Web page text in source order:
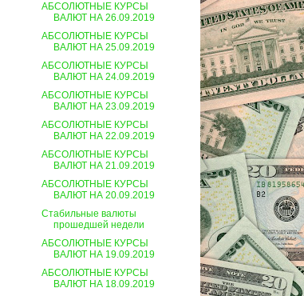
АБСОЛЮТНЫЕ КУРСЫ
ВАЛЮТ НА 26.09.2019
АБСОЛЮТНЫЕ КУРСЫ
ВАЛЮТ НА 25.09.2019
АБСОЛЮТНЫЕ КУРСЫ
ВАЛЮТ НА 24.09.2019
АБСОЛЮТНЫЕ КУРСЫ
ВАЛЮТ НА 23.09.2019
АБСОЛЮТНЫЕ КУРСЫ
ВАЛЮТ НА 22.09.2019
АБСОЛЮТНЫЕ КУРСЫ
ВАЛЮТ НА 21.09.2019
АБСОЛЮТНЫЕ КУРСЫ
ВАЛЮТ НА 20.09.2019
Стабильные валюты
прошедшей недели
АБСОЛЮТНЫЕ КУРСЫ
ВАЛЮТ НА 19.09.2019
АБСОЛЮТНЫЕ КУРСЫ
ВАЛЮТ НА 18.09.2019